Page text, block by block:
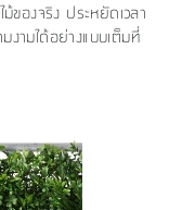
ของจริง ประหยัดเวลา
ามได้อย่างแบบเต็มที่